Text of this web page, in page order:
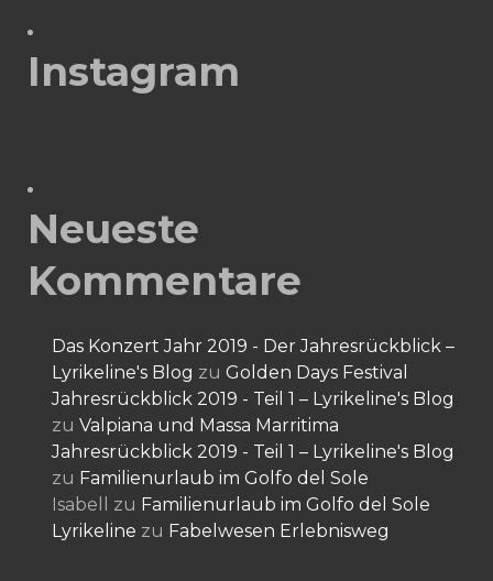
Instagram
Neueste
Kommentare
Das Konzert Jahr 2019 - Der Jahresrückblick –
Lyrikeline's Blog zu Golden Days Festival
Jahresrückblick 2019 - Teil 1 – Lyrikeline's Blog
zu Valpiana und Massa Marritima
Jahresrückblick 2019 - Teil 1 – Lyrikeline's Blog
zu Familienurlaub im Golfo del Sole
Isabell
zu Familienurlaub im Golfo del Sole
Lyrikeline zu Fabelwesen Erlebnisweg